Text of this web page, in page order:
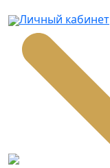
Личный кабинет